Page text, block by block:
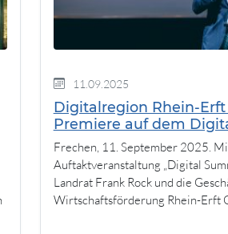
11.09.2025
Digitalregion Rhein-
Premiere auf dem
Frechen, 11. September 2025.
Auftaktveranstaltung „Digital
Landrat Frank Rock und die
Wirtschaftsförderung Rhein-Erft